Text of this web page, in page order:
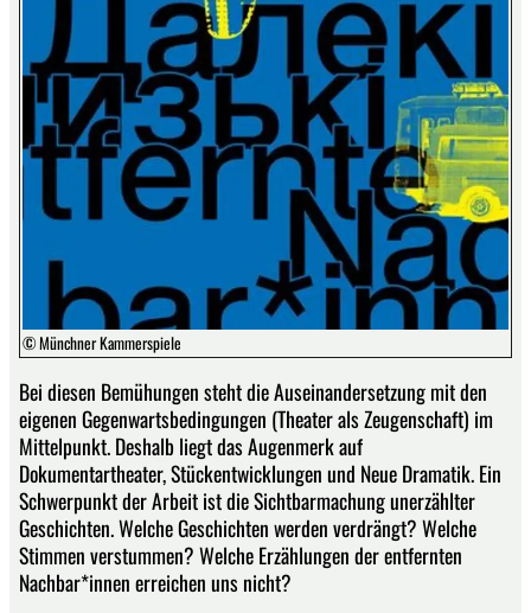
© Münchner Kammerspiele
Bei diesen Bemühungen steht die Auseinandersetzung mit den
eigenen Gegenwartsbedingungen (Theater als Zeugenschaft) im
Mittelpunkt. Deshalb liegt das Augenmerk auf
Dokumentartheater, Stückentwicklungen und Neue Dramatik. Ein
Schwerpunkt der Arbeit ist die Sichtbarmachung unerzählter
Geschichten. Welche Geschichten werden verdrängt? Welche
Stimmen verstummen? Welche Erzählungen der entfernten
Nachbar*innen erreichen uns nicht?